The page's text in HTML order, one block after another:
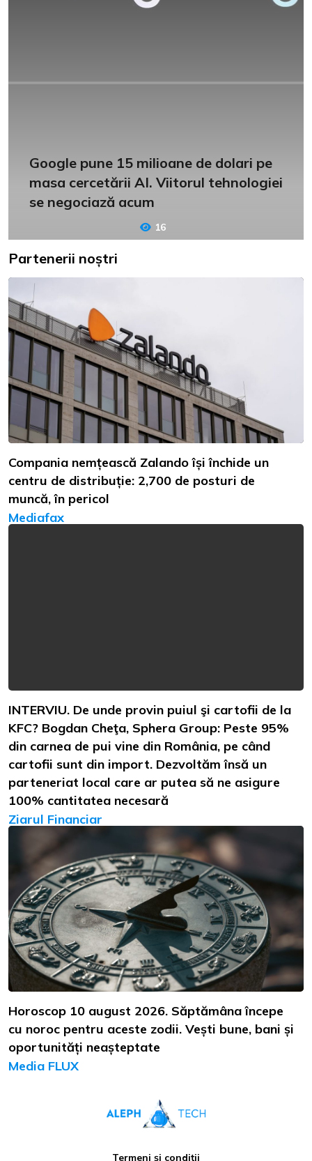
Google pune 15 milioane de dolari pe
masa cercetării AI. Viitorul tehnologiei
se negociază acum
16
Partenerii noștri
Compania nemțească Zalando își închide un
centru de distribuție: 2,700 de posturi de
muncă, în pericol
Mediafax
INTERVIU. De unde provin puiul şi cartofii de la
KFC? Bogdan Cheţa, Sphera Group: Peste 95%
din carnea de pui vine din România, pe când
cartofii sunt din import. Dezvoltăm însă un
parteneriat local care ar putea să ne asigure
100% cantitatea necesară
Ziarul Financiar
Horoscop 10 august 2026. Săptămâna începe
cu noroc pentru aceste zodii. Vești bune, bani și
oportunități neașteptate
Media FLUX
Termeni și condiții